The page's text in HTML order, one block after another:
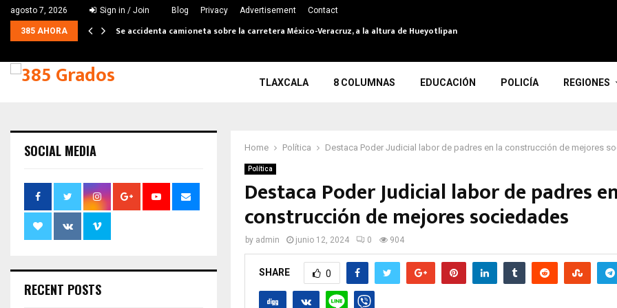
agosto 7, 2026 Sign in / Join Blog Privacy Advertisement Contact
385 AHORA Se accidenta camioneta sobre la carretera México-Veracruz, a la altura de Hueyotlipan
TLAXCALA 8 COLUMNAS EDUCACIÓN POLICÍA REGIONES
Home Política Destaca Poder Judicial labor de padres en la construcción de mejores
Política
Destaca Poder Judicial labor de padres
construcción de mejores sociedades
by admin junio 12, 2024 0 904
SHARE 0
SOCIAL MEDIA
RECENT POSTS